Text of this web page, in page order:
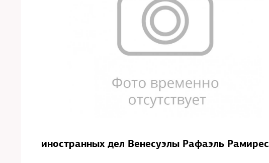
иностранных дел Венесуэлы Рафаэль Рамирес